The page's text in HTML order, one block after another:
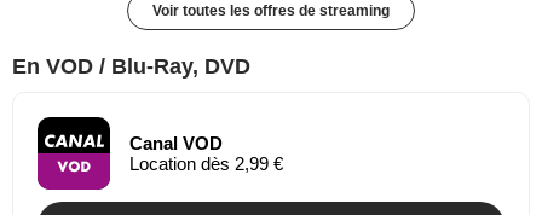
Voir toutes les offres de streaming
En VOD / Blu-Ray, DVD
Canal VOD
Location dès 2,99 €